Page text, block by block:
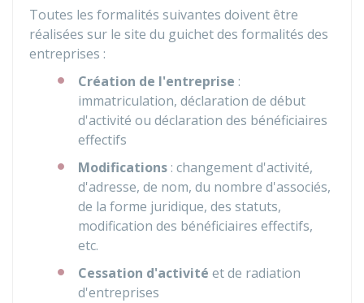
Toutes les formalités suivantes doivent être
réalisées sur le site du guichet des formalités des
entreprises :
Création de l'entreprise :
immatriculation, déclaration de début
d'activité ou déclaration des bénéficiaires
effectifs
Modifications : changement d'activité,
d'adresse, de nom, du nombre d'associés,
de la forme juridique, des statuts,
modification des bénéficiaires effectifs,
etc.
Cessation d'activité et de radiation
d'entreprises